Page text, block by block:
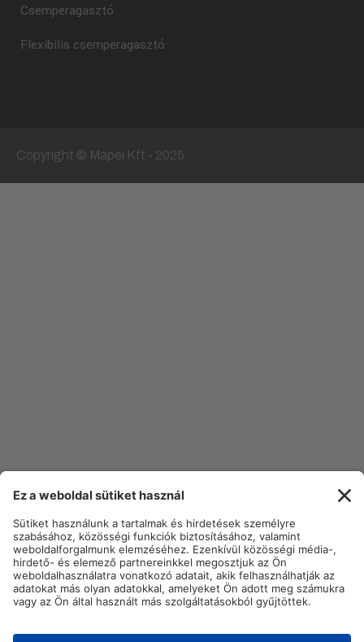
Csemperagasztó
Flexibilis csemperagasztó
Copyright © Mapei Kft - 2025